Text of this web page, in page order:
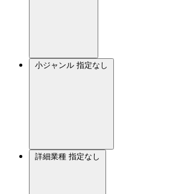
小ジャンル 指定なし
詳細業種 指定なし